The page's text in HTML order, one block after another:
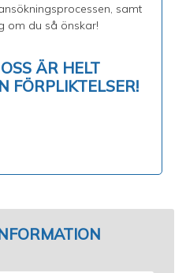
samt
om du så önskar!
ÄR HELT
FÖRPLIKTELSER!